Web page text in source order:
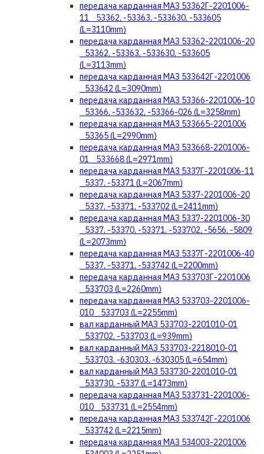
передача карданная МАЗ 53362Г-2201006-
11 _53362, -53363, -533630, -533605
(L=3110mm)
передача карданная МАЗ 53362-2201006-20
_53362, -53363, -533630, -533605
(L=3113mm)
передача карданная МАЗ 533642Г-2201006
_533642 (L=3090mm)
передача карданная МАЗ 53366-2201006-10
_53366, -533632, -53366-026 (L=3258mm)
передача карданная МАЗ 533665-2201006
_53365 (L=2990mm)
передача карданная МАЗ 533668-2201006-
01 _533668 (L=2971mm)
передача карданная МАЗ 5337Г-2201006-11
_5337, -53371 (L=2067mm)
передача карданная МАЗ 5337-2201006-20
_5337, -53371, -533702 (L=2411mm)
передача карданная МАЗ 5337-2201006-30
_5337, -53370, -53371, -533702, -5656, -5809
(L=2073mm)
передача карданная МАЗ 5337Г-2201006-40
_5337, -53371, -533742 (L=2200mm)
передача карданная МАЗ 533703Г-2201006
_533703 (L=2260mm)
передача карданная МАЗ 533703-2201006-
010 _533703 (L=2255mm)
вал карданный МАЗ 533703-2201010-01
_533702, -533703 (L=939mm)
вал карданный МАЗ 533703-2218010-01
_533703, -630303, -630305 (L=654mm)
вал карданный МАЗ 533730-2201010-01
_533730, -5337 (L=1473mm)
передача карданная МАЗ 533731-2201006-
010 _533731 (L=2554mm)
передача карданная МАЗ 533742Г-2201006
_533742 (L=2215mm)
передача карданная МАЗ 534003-2201006